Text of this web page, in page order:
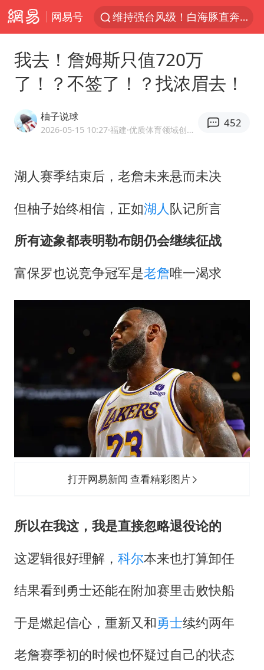
网易号
印度暴发金迪普拉病毒
24小时不关空调 电费反而更低？
“事业单位招聘不是人情买卖”
总书记关心百姓身边这些民生大事
我去！詹姆斯只值720万
了！？不签了！？找浓眉去！
柚子说球
2026-05-15 10:27·福建 ·优质体育领域创作者
452
湖人赛季结束后，老詹未来悬而未决
但柚子始终相信，正如湖人 队记所言
所有迹象都表明勒布朗仍会继续征战
富保罗也说竞争冠军是老詹唯一渴求
打开网易新闻 查看精彩图片
所以在我这，我是直接忽略退役论的
这逻辑很好理解， 科尔本来也打算卸任
结果看到勇士还能在附加赛里击败快船
于是燃起信心，重新又和勇士续约两年
老詹赛季初的时候也怀疑过自己的状态